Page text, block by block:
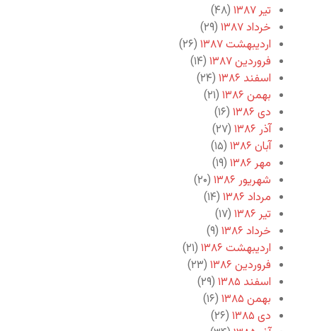
تیر ۱۳۸۷
(۴۸)
خرداد ۱۳۸۷
(۲۹)
اردیبهشت ۱۳۸۷
(۲۶)
فروردین ۱۳۸۷
(۱۴)
اسفند ۱۳۸۶
(۲۴)
بهمن ۱۳۸۶
(۲۱)
دی ۱۳۸۶
(۱۶)
آذر ۱۳۸۶
(۲۷)
آبان ۱۳۸۶
(۱۵)
مهر ۱۳۸۶
(۱۹)
شهریور ۱۳۸۶
(۲۰)
مرداد ۱۳۸۶
(۱۴)
تیر ۱۳۸۶
(۱۷)
خرداد ۱۳۸۶
(۹)
اردیبهشت ۱۳۸۶
(۲۱)
فروردین ۱۳۸۶
(۲۳)
اسفند ۱۳۸۵
(۲۹)
بهمن ۱۳۸۵
(۱۶)
دی ۱۳۸۵
(۲۶)